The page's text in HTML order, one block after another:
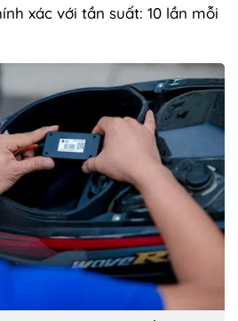
xác với tần suất: 10 lần mỗi